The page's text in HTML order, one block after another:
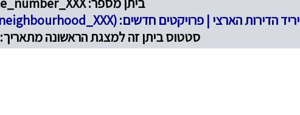
יריד הדירות הארצי | פרויקטים חדשים: XXX_building_city_XXX (XXX_building_neighbourhood_XXX)
סטטוס ביתן זה למצגת הראשונה מתאריך: